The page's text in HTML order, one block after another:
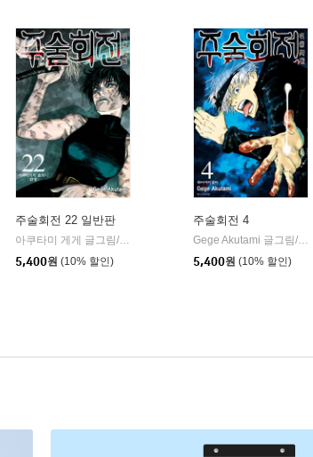
서울미디어코믹스(서울문화사)
주술회전 22 일반판
아쿠타미 게게 글그림/이정운 역
서울미디어코믹스(서울문화사)
5,400원 (10% 할인)
주술회전 4
Gege Akutami 글그림/이정운 역
5,400원 (10% 할인)